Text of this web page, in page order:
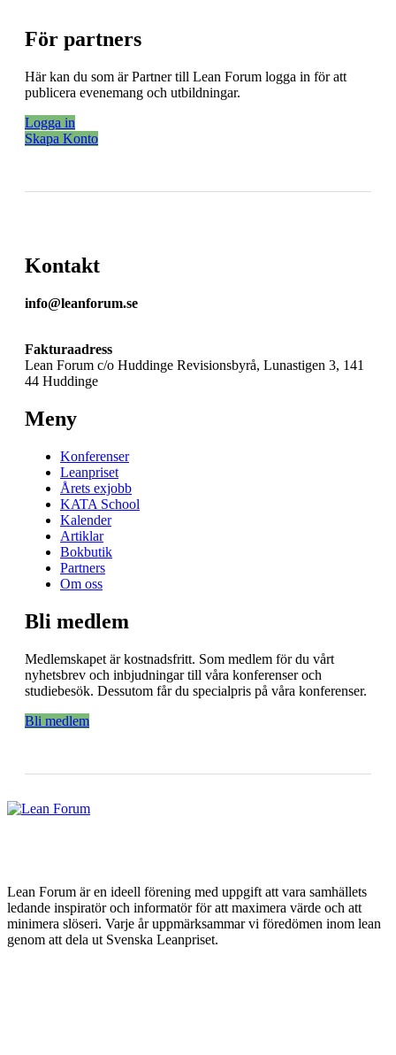
För partners
Här kan du som är Partner till Lean Forum logga in för att
publicera evenemang och utbildningar.
Logga in
Skapa Konto
Kontakt
info@leanforum.se
Fakturaadress
Lean Forum c/o Huddinge Revisionsbyrå, Lunastigen 3, 141
44 Huddinge
Meny
Konferenser
Leanpriset
Årets exjobb
KATA School
Kalender
Artiklar
Bokbutik
Partners
Om oss
Bli medlem
Medlemskapet är kostnadsfritt. Som medlem för du vårt
nyhetsbrev och inbjudningar till våra konferenser och
studiebesök. Dessutom får du specialpris på våra konferenser.
Bli medlem
Lean Forum är en ideell förening med uppgift att vara samhällets
ledande inspiratör och informatör för att maximera värde och att
minimera slöseri. Varje år uppmärksammar vi föredömen inom lean
genom att dela ut Svenska Leanpriset.